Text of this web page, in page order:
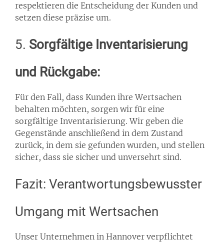
respektieren die Entscheidung der Kunden und
setzen diese präzise um.
5. Sorgfältige Inventarisierung
und Rückgabe:
Für den Fall, dass Kunden ihre Wertsachen
behalten möchten, sorgen wir für eine
sorgfältige Inventarisierung. Wir geben die
Gegenstände anschließend in dem Zustand
zurück, in dem sie gefunden wurden, und stellen
sicher, dass sie sicher und unversehrt sind.
Fazit: Verantwortungsbewusster
Umgang mit Wertsachen
Unser Unternehmen in Hannover verpflichtet